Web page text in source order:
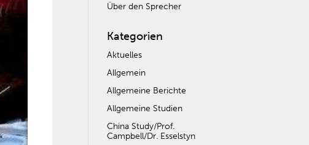
Über den Sprecher
Kategorien
Aktuelles
Allgemein
Allgemeine Berichte
Allgemeine Studien
China Study/Prof.
Campbell/Dr. Esselstyn